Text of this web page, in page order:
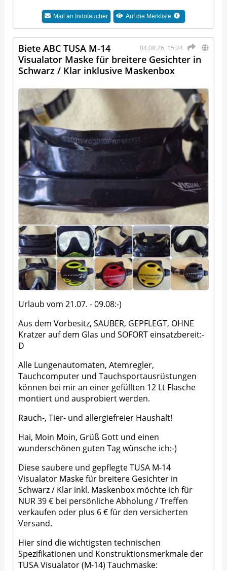
Mail an Indotaucher Auf die Merkliste
04.08.26, 15:24
Biete ABC TUSA M-14
Visualator Maske für breitere Gesichter in
Schwarz / Klar inklusive Maskenbox
Urlaub vom 21.07. - 09.08:-)
Aus dem Vorbesitz, SAUBER, GEPFLEGT, OHNE
Kratzer auf dem Glas und SOFORT einsatzbereit:-
D
Alle Lungenautomaten, Atemregler,
Tauchcomputer und Tauchsportausrüstungen
können bei mir an einer gefüllten 12 Lt Flasche
montiert und ausprobiert werden.
Rauch-, Tier- und allergiefreier Haushalt!
Hai, Moin Moin, Grüß Gott und einen
wunderschönen guten Tag wünsche ich:-)
Diese saubere und gepflegte TUSA M-14
Visualator Maske für breitere Gesichter in
Schwarz / Klar inkl. Maskenbox möchte ich für
NUR 39 € bei persönliche Abholung / Treffen
verkaufen oder plus 6 € für den versicherten
Versand.
Hier sind die wichtigsten technischen
Spezifikationen und Konstruktionsmerkmale der
TUSA Visualator (M-14) Tauchmaske: